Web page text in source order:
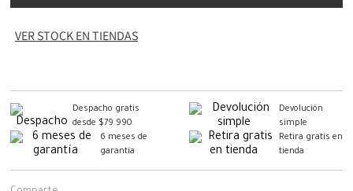
VER STOCK EN TIENDAS
Despacho gratis
desde $79.990
Devolución
simple
6 meses de
garantía
Retira gratis en
tienda